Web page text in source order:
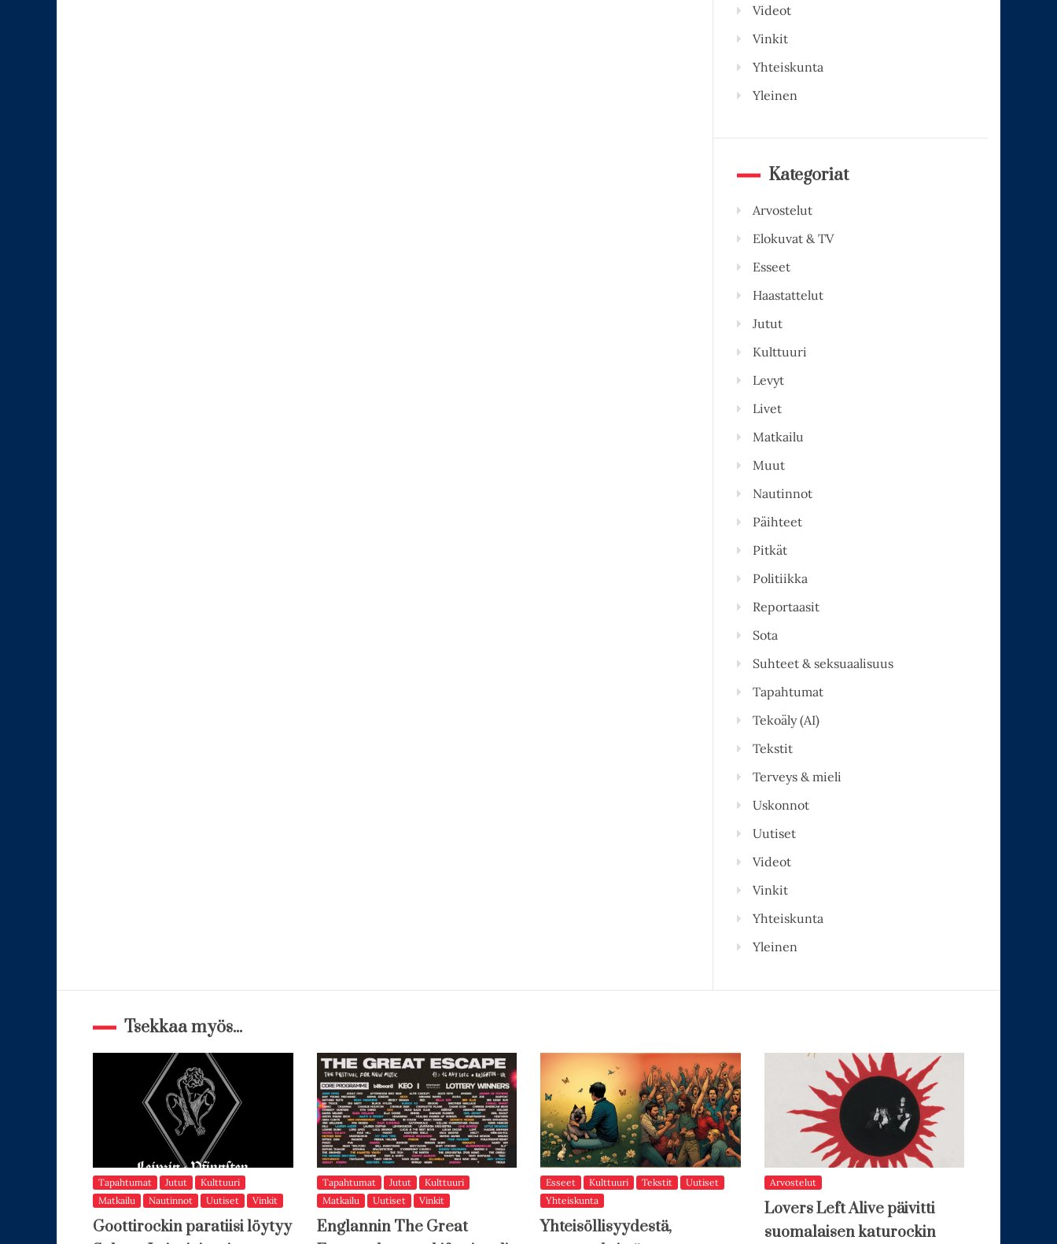
Videot
Vinkit
Yhteiskunta
Yleinen
Kategoriat
Arvostelut
Elokuvat & TV
Esseet
Haastattelut
Jutut
Kulttuuri
Levyt
Livet
Matkailu
Muut
Nautinnot
Päihteet
Pitkät
Politiikka
Reportaasit
Sota
Suhteet & seksuaalisuus
Tapahtumat
Tekoäly (AI)
Tekstit
Terveys & mieli
Uskonnot
Uutiset
Videot
Vinkit
Yhteiskunta
Yleinen
Tsekkaa myös...
Tapahtumat Jutut
Kulttuuri
Matkailu
Nautinnot Uutiset Vinkit
Goottirockin paratiisi löytyy
Tapahtumat Jutut
Kulttuuri
Matkailu
Uutiset Vinkit
Englannin The Great
Esseet Kulttuuri Tekstit
Uutiset
Yhteiskunta
Yhteisöllisyydestä,
Arvostelut
Lovers Left Alive päivitti
suomalaisen katurockin